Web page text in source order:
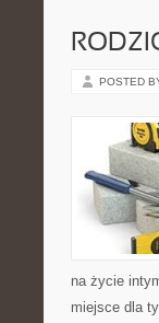
POSTED
na życie
miejsce dla